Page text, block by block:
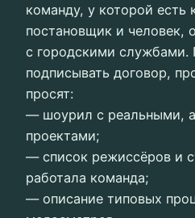
команду, у которой есть
постановщик и человек,
с городскими службами.
подписывать договор,
просят:
— шоурил с реальными,
проектами;
— список режиссёров и
работала команда;
— описание типовых